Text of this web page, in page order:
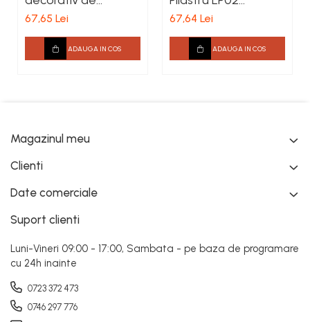
exterior LA03 H 145 x
67,65 Lei
ADAUGA IN COS
160x25x2000mm
67,64 Lei
ADAUGA IN COS
Magazinul meu
Clienti
Date comerciale
Suport clienti
Luni-Vineri 09:00 - 17:00, Sambata - pe baza de programare
cu 24h inainte
0723 372 473
0746 297 776